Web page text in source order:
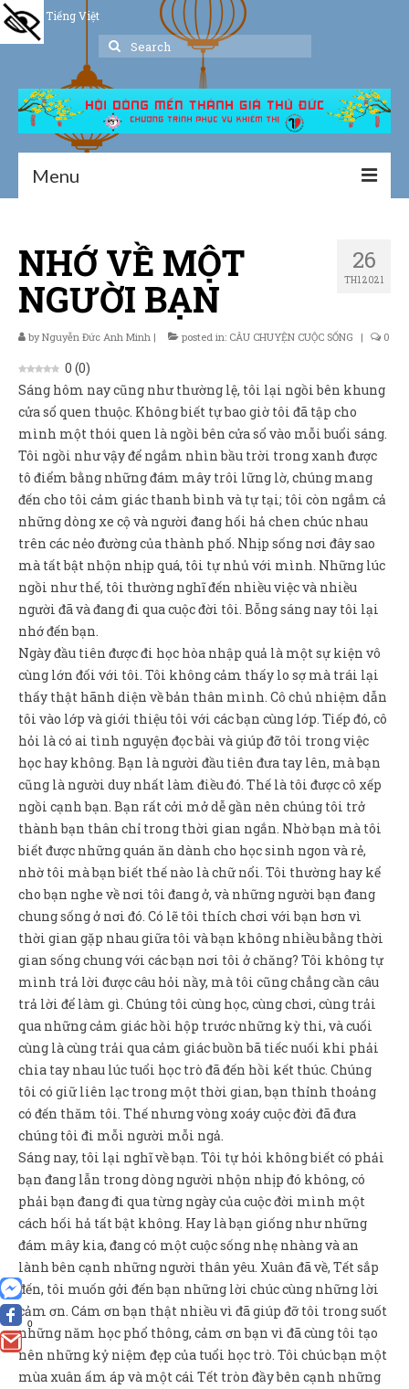
0
Tiếng Việt
Search
Menu
Giới thiệu
Hoạt động
Thư viện
Dịch vụ hỗ trợ
Sản Phẩm
Giúp đỡ
Liên hệ
26
TH1 2021
NHỚ VỀ MỘT
NGƯỜI BẠN
byNguyễn Đức Anh Minh | posted in: CÂU CHUYỆN CUỘC SỐNG | 0
0 (0)
Sáng hôm nay cũng như thường lệ, tôi lại ngồi bên khung
cửa sổ quen thuộc. Không biết tự bao giờ tôi đã tập cho
mình một thói quen là ngồi bên cửa sổ vào mỗi buổi sáng.
Tôi ngồi như vậy để ngắm nhìn bầu trời trong xanh được
tô điểm bằng những đám mây trôi lững lờ, chúng mang
đến cho tôi cảm giác thanh bình và tự tại; tôi còn ngắm cả
những dòng xe cộ và người đang hối hả chen chúc nhau
trên các nẻo đường của thành phố. Nhịp sống nơi đây sao
mà tất bật nhộn nhịp quá, tôi tự nhủ với mình. Những lúc
ngồi như thế, tôi thường nghĩ đến nhiều việc và nhiều
người đã và đang đi qua cuộc đời tôi. Bỗng sáng nay tôi lại
nhớ đến bạn.
Ngày đầu tiên được đi học hòa nhập quả là một sự kiện vô
cùng lớn đối với tôi. Tôi không cảm thấy lo sợ mà trái lại
thấy thật hãnh diện về bản thân mình. Cô chủ nhiệm dẫn
tôi vào lớp và giới thiệu tôi với các bạn cùng lớp. Tiếp đó, cô
hỏi là có ai tình nguyện đọc bài và giúp đỡ tôi trong việc
học hay không. Bạn là người đầu tiên đưa tay lên, mà bạn
cũng là người duy nhất làm điều đó. Thế là tôi được cô xếp
ngồi cạnh bạn. Bạn rất cởi mở dễ gần nên chúng tôi trở
thành bạn thân chỉ trong thời gian ngắn. Nhờ bạn mà tôi
biết được những quán ăn dành cho học sinh ngon và rẻ,
nhờ tôi mà bạn biết thế nào là chữ nổi. Tôi thường hay kể
cho bạn nghe về nơi tôi đang ở, và những người bạn đang
chung sống ở nơi đó. Có lẽ tôi thích chơi với bạn hơn vì
thời gian gặp nhau giữa tôi và bạn không nhiều bằng thời
gian sống chung với các bạn nơi tôi ở chăng? Tôi không tự
mình trả lời được câu hỏi nầy, mà tôi cũng chẳng cần câu
trả lời để làm gì. Chúng tôi cùng học, cùng chơi, cùng trải
qua những cảm giác hồi hộp trước những kỳ thi, và cuối
cùng là cùng trải qua cảm giác buồn bã tiếc nuối khi phải
chia tay nhau lúc tuổi học trò đã đến hồi kết thúc. Chúng
tôi có giữ liên lạc trong một thời gian, bạn thỉnh thoảng
có đến thăm tôi. Thế nhưng vòng xoáy cuộc đời đã đưa
chúng tôi đi mỗi người mỗi ngả.
Sáng nay, tôi lại nghĩ về bạn. Tôi tự hỏi không biết có phải
bạn đang lẫn trong dòng người nhộn nhịp đó không, có
phải bạn đang đi qua từng ngày của cuộc đời mình một
cách hối hả tất bật không. Hay là bạn giống như những
đám mây kia, đang có một cuộc sống nhẹ nhàng và an
lành bên cạnh những người thân yêu. Xuân đã về, Tết sắp
đến, tôi muốn gởi đến bạn những lời chúc cùng những lời
cảm ơn. Cám ơn bạn thật nhiều vì đã giúp đỡ tôi trong suốt
những năm học phổ thông, cảm ơn bạn vì đã cùng tôi tạo
nên những kỷ niệm đẹp của tuổi học trò. Tôi chúc bạn một
mùa xuân ấm áp và một cái Tết tròn đầy bên cạnh những